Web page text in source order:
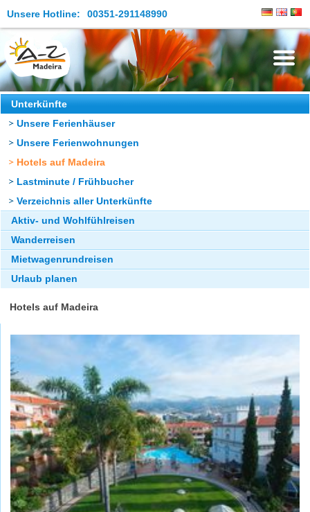
Unsere Hotline: 00351-291148990
Die Insel
Madeira Erleben
Aktuelles
Reiseangebote
Kontakt
Unterkünfte
Unsere Ferienhäuser
Unsere Ferienwohnungen
Hotels auf Madeira
Lastminute / Frühbucher
Verzeichnis aller Unterkünfte
Aktiv- und Wohlfühlreisen
Wanderreisen
Mietwagenrundreisen
Urlaub planen
Hotels auf Madeira